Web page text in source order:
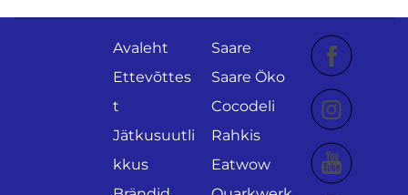
Avaleht
Ettevõttes
t
Jätkusuutli
kkus
Saare
Saare Öko
Cocodeli
Rahkis
Eatwow